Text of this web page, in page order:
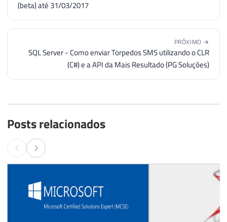
(beta) até 31/03/2017
PRÓXIMO →
SQL Server - Como enviar Torpedos SMS utilizando o CLR
(C#) e a API da Mais Resultado (PG Soluções)
Posts relacionados